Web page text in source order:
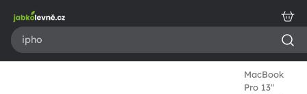
obsah
MacBook
Pro 13"